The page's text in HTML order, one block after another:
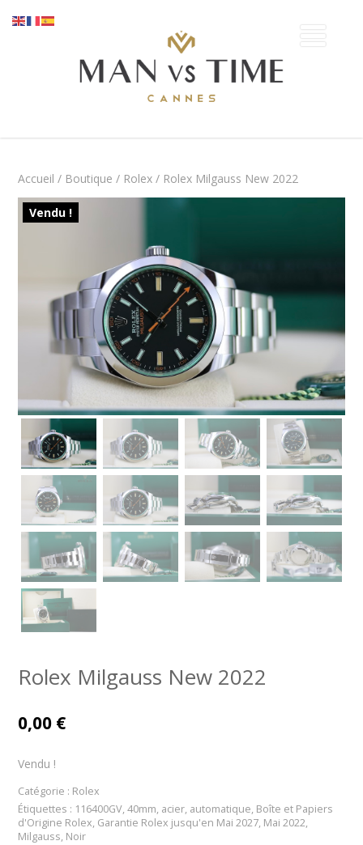
Accueil / Boutique / Rolex/ Rolex Milgauss New 2022
Vendu !
Rolex Milgauss New 2022
0,00 €
Vendu !
Catégorie : Rolex
Étiquettes : 116400GV, 40mm, acier, automatique, Boîte et Papiers
d'Origine Rolex, Garantie Rolex jusqu'en Mai 2027, Mai 2022,
Milgauss, Noir